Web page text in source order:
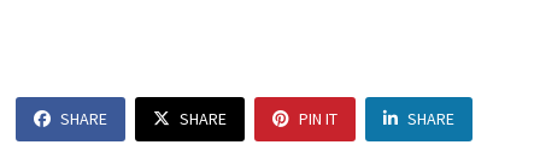
SHARE SHARE PIN IT SHARE